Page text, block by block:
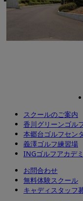
スクールのご案内
香川グリーンゴル
本郷台ゴルフセン
義澤ゴルフ練習場
INGゴルフアカデ
お問合わせ
無料体験スクール
キャディスタッフ